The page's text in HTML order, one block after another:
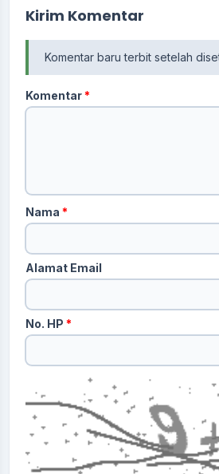
Kirim Komentar
Komentar baru terbit setelah
Komentar*
Nama *
Alamat Email
No. HP *